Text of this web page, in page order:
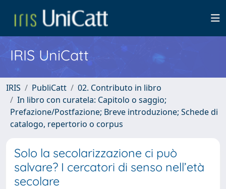
IRIS UniCatt
IRIS PubliCatt
02. Contributo in libro
In libro con curatela: Capitolo o saggio;
Prefazione/Postfazione; Breve introduzione; Schede di
catalogo, repertorio o corpus
Solo la secolarizzazione ci può
salvare? I cercatori di senso nell’età
secolare